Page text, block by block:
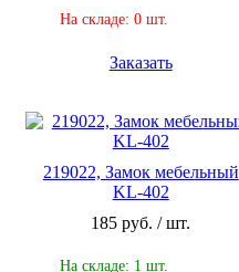
На складе: 0 шт.
Заказать
219022, Замок мебельный
KL-402
185 руб. / шт.
На складе: 1 шт.